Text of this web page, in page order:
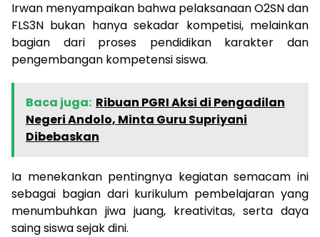
Irwan menyampaikan bahwa pelaksanaan O2SN dan
FLS3N bukan hanya sekadar kompetisi, melainkan
bagian dari proses pendidikan karakter dan
pengembangan kompetensi siswa.
Baca juga: Ribuan PGRI Aksi di Pengadilan
Negeri Andolo, Minta Guru Supriyani
Dibebaskan
Ia menekankan pentingnya kegiatan semacam ini
sebagai bagian dari kurikulum pembelajaran yang
menumbuhkan jiwa juang, kreativitas, serta daya
saing siswa sejak dini.